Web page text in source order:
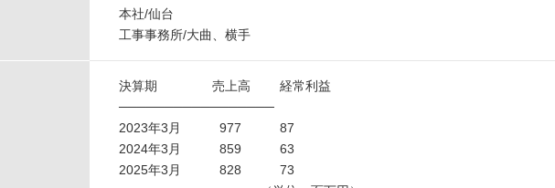
本社/仙台
工事事務所/大曲、横手
決算期 売上高 経常利益
─────────────────
2023年3月 977 87
2024年3月 859 63
2025年3月 828 73